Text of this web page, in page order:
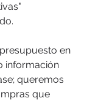
en
información
queremos
que